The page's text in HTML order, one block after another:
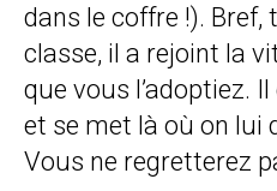
dans le coffre !).
classe, il a rejoint la
que vous l’adoptiez.
et se met là où on lui
Vous ne regretterez